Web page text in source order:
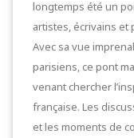
longtemps été un
artistes, écrivains et
Avec sa vue
parisiens, ce pont
venant chercher
française. Les
et les moments de